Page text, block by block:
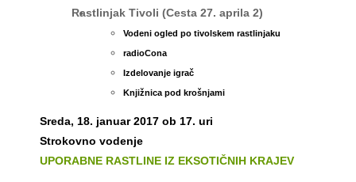
Rastlinjak Tivoli (Cesta 27. aprila 2)
Vodeni ogled po tivolskem rastlinjaku
radioCona
Izdelovanje igrač
Knjižnica pod krošnjami
Sreda, 18. januar 2017 ob 17. uri
Strokovno vodenje
UPORABNE RASTLINE IZ EKSOTIČNIH KRAJEV